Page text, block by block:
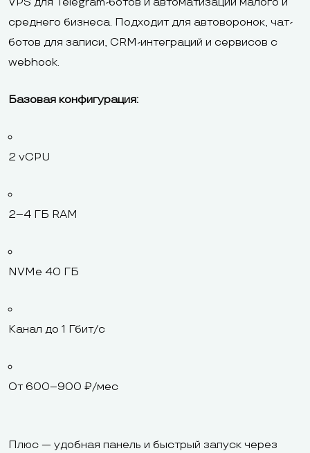
среднего бизнеса. Подходит для автоворонок, чат-
ботов для записи, CRM-интеграций и сервисов с
webhook.
Базовая конфигурация:
2 vCPU
2–4 ГБ RAM
NVMe 40 ГБ
Канал до 1 Гбит/с
От 600–900 ₽/мес
Плюс — удобная панель и быстрый запуск через